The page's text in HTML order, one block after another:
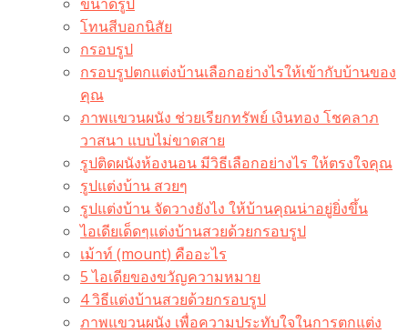
โทนสีบอกนิสัย
กรอบรูป
กรอบรูปตกแต่งบ้านเลือกอย่างไรให้เข้ากับบ้านของ
คุณ
ภาพแขวนผนัง ช่วยเรียกทรัพย์ เงินทอง โชคลาภ
วาสนา แบบไม่ขาดสาย
รูปติดผนังห้องนอน มีวิธีเลือกอย่างไร ให้ตรงใจคุณ
รูปแต่งบ้าน สวยๆ
รูปแต่งบ้าน จัดวางยังไง ให้บ้านคุณน่าอยู่ยิ่งขึ้น
ไอเดียเด็ดๆแต่งบ้านสวยด้วยกรอบรูป
เม้าท์ (mount) คืออะไร​
5 ไอเดียของขวัญความหมาย
4 วิธีแต่งบ้านสวยด้วยกรอบรูป
ภาพแขวนผนัง เพื่อความประทับใจในการตกแต่ง